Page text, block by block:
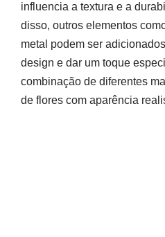
influencia a textura e a
disso, outros elementos
metal podem ser
design e dar um toque
combinação de diferentes
de flores com aparência